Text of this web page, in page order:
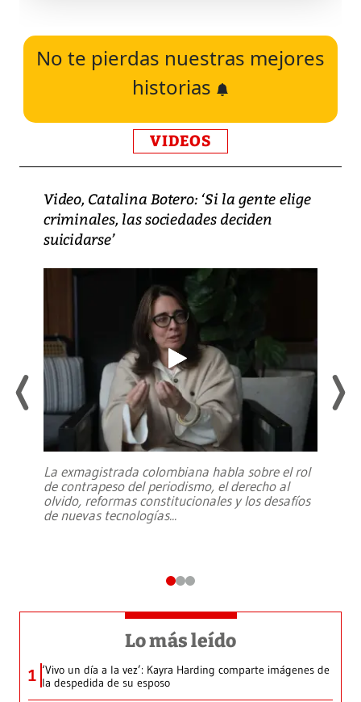
No te pierdas nuestras mejores
historias
VIDEOS
Video, Catalina Botero: ‘Si la gente elige
criminales, las sociedades deciden
suicidarse’
La exmagistrada colombiana habla sobre el rol
de contrapeso del periodismo, el derecho al
olvido, reformas constitucionales y los desafíos
de nuevas tecnologías...
Lo más leído
1 ‘Vivo un día a la vez’: Kayra Harding comparte imágenes de
la despedida de su esposo